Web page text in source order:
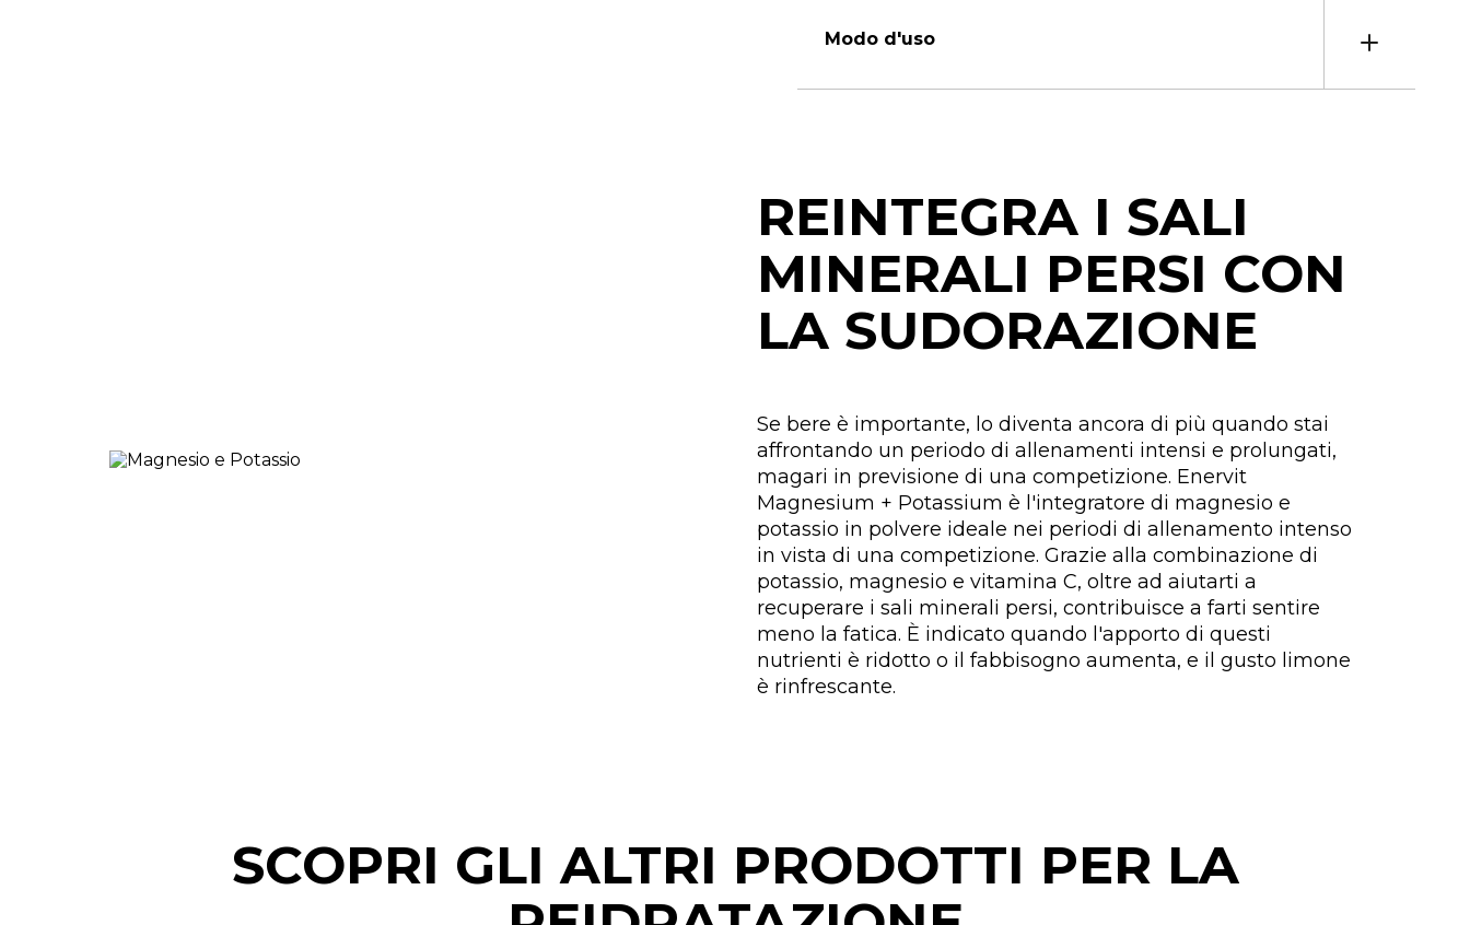
Modo d'uso
REINTEGRA I SALI
MINERALI PERSI CON
LA SUDORAZIONE
Se bere è importante, lo diventa ancora di più quando stai
affrontando un periodo di allenamenti intensi e prolungati,
magari in previsione di una competizione. Enervit
Magnesium + Potassium è l'integratore di magnesio e
potassio in polvere ideale nei periodi di allenamento intenso
in vista di una competizione. Grazie alla combinazione di
potassio, magnesio e vitamina C, oltre ad aiutarti a
recuperare i sali minerali persi, contribuisce a farti sentire
meno la fatica. È indicato quando l'apporto di questi
nutrienti è ridotto o il fabbisogno aumenta, e il gusto limone
è rinfrescante.
SCOPRI GLI ALTRI PRODOTTI PER LA